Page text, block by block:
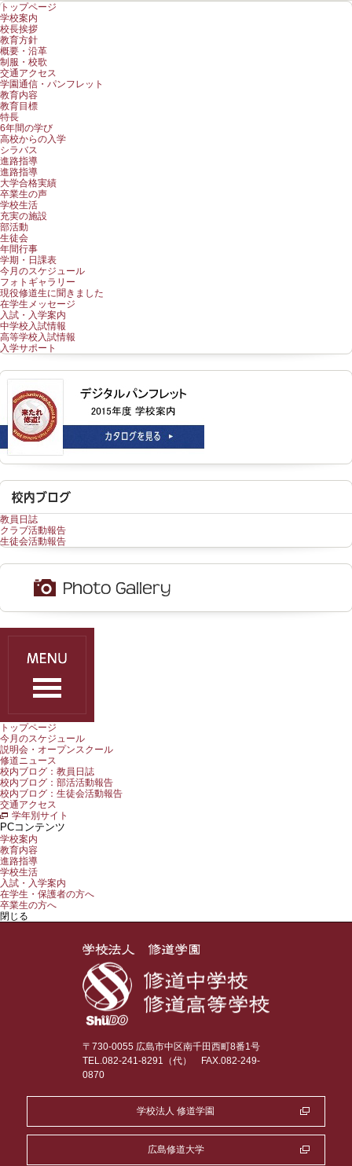
トップページ
学校案内
校長挨拶
教育方針
概要・沿革
制服・校歌
交通アクセス
学園通信・パンフレット
教育内容
教育目標
特長
6年間の学び
高校からの入学
シラバス
進路指導
進路指導
大学合格実績
卒業生の声
学校生活
充実の施設
部活動
生徒会
年間行事
学期・日課表
今月のスケジュール
フォトギャラリー
現役修道生に聞きました
在学生メッセージ
入試・入学案内
中学校入試情報
高等学校入試情報
入学サポート
教員日誌
クラブ活動報告
生徒会活動報告
トップページ
今月のスケジュール
説明会・オープンスクール
修道ニュース
校内ブログ：教員日誌
校内ブログ：部活活動報告
校内ブログ：生徒会活動報告
交通アクセス
学年別サイト
PCコンテンツ
学校案内
教育内容
進路指導
学校生活
入試・入学案内
在学生・保護者の方へ
卒業生の方へ
閉じる
〒730-0055 広島市中区南千田西町8番1号
TEL.082-241-8291（代）
FAX.082-249-
0870
学校法人 修道学園
広島修道大学